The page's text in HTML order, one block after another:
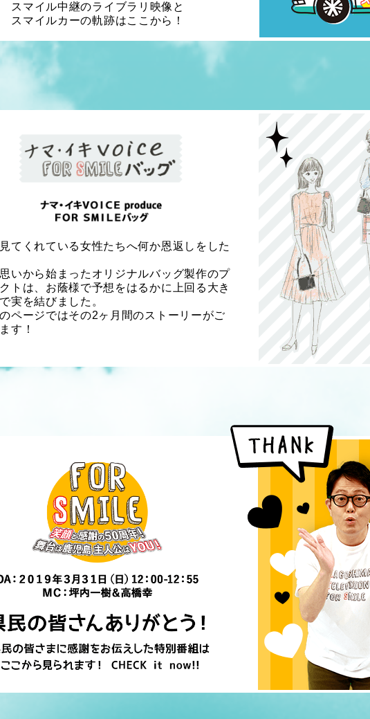
スマイル中継のライブラリ映像と
スマイルカーの軌跡はここから！
てくれている女性たちへ何か恩返しをした
いから始まったオリジナルバッグ製作のプ
トは、お蔭様で予想をはるかに上回る大き
実を結びました。
ページではその2ヶ月間のストーリーがご
す！